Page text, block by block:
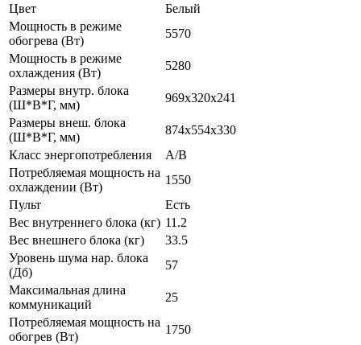
Цвет
Белый
Мощность в режиме
обогрева (Вт)
5570
Мощность в режиме
охлаждения (Вт)
5280
Размеры внутр. блока
(Ш*В*Г, мм)
969x320x241
Размеры внеш. блока
(Ш*В*Г, мм)
874x554x330
Класс энергопотребления
A/B
Потребляемая мощность на
охлаждении (Вт)
1550
Пульт
Есть
Вес внутреннего блока (кг) 11.2
Вес внешнего блока (кг)
33.5
Уровень шума нар. блока
(Дб)
57
Максимальная длина
коммуникаций
25
Потребляемая мощность на
обогрев (Вт)
1750